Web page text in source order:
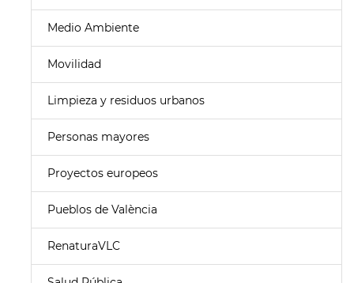
Medio Ambiente
Movilidad
Limpieza y residuos urbanos
Personas mayores
Proyectos europeos
Pueblos de València
RenaturaVLC